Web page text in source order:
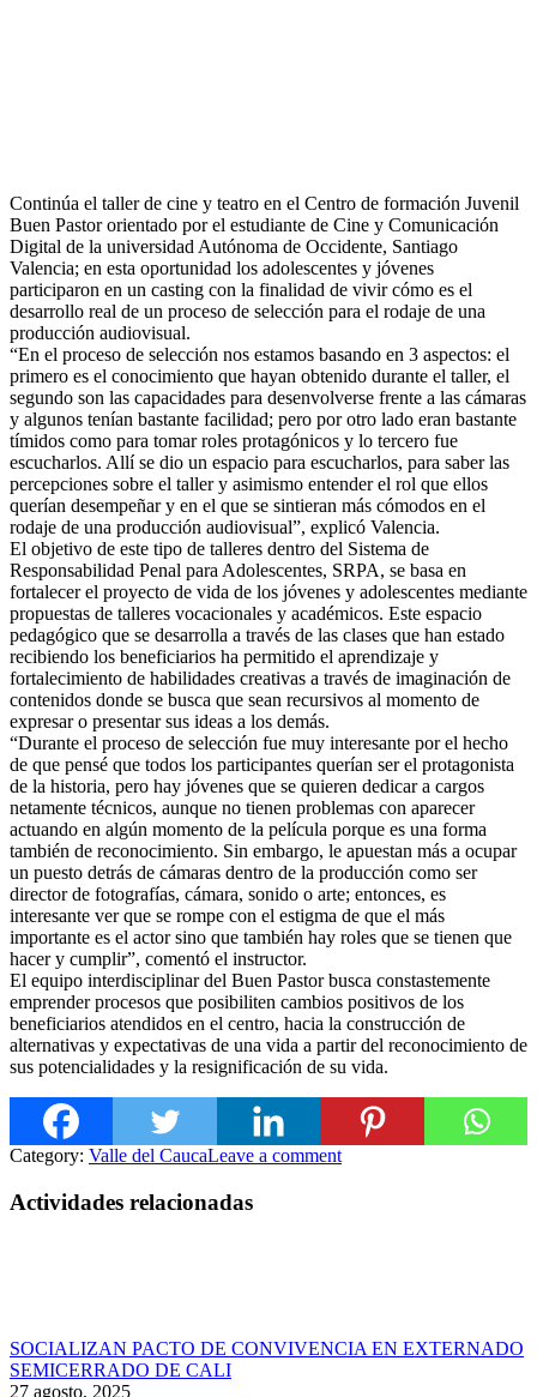
Continúa el taller de cine y teatro en el Centro de formación Juvenil
Buen Pastor orientado por el estudiante de Cine y Comunicación
Digital de la universidad Autónoma de Occidente, Santiago
Valencia; en esta oportunidad los adolescentes y jóvenes
participaron en un casting con la finalidad de vivir cómo es el
desarrollo real de un proceso de selección para el rodaje de una
producción audiovisual.
“En el proceso de selección nos estamos basando en 3 aspectos: el
primero es el conocimiento que hayan obtenido durante el taller, el
segundo son las capacidades para desenvolverse frente a las cámaras
y algunos tenían bastante facilidad; pero por otro lado eran bastante
tímidos como para tomar roles protagónicos y lo tercero fue
escucharlos. Allí se dio un espacio para escucharlos, para saber las
percepciones sobre el taller y asimismo entender el rol que ellos
querían desempeñar y en el que se sintieran más cómodos en el
rodaje de una producción audiovisual”, explicó Valencia.
El objetivo de este tipo de talleres dentro del Sistema de
Responsabilidad Penal para Adolescentes, SRPA, se basa en
fortalecer el proyecto de vida de los jóvenes y adolescentes mediante
propuestas de talleres vocacionales y académicos. Este espacio
pedagógico que se desarrolla a través de las clases que han estado
recibiendo los beneficiarios ha permitido el aprendizaje y
fortalecimiento de habilidades creativas a través de imaginación de
contenidos donde se busca que sean recursivos al momento de
expresar o presentar sus ideas a los demás.
“Durante el proceso de selección fue muy interesante por el hecho
de que pensé que todos los participantes querían ser el protagonista
de la historia, pero hay jóvenes que se quieren dedicar a cargos
netamente técnicos, aunque no tienen problemas con aparecer
actuando en algún momento de la película porque es una forma
también de reconocimiento. Sin embargo, le apuestan más a ocupar
un puesto detrás de cámaras dentro de la producción como ser
director de fotografías, cámara, sonido o arte; entonces, es
interesante ver que se rompe con el estigma de que el más
importante es el actor sino que también hay roles que se tienen que
hacer y cumplir”, comentó el instructor.
El equipo interdisciplinar del Buen Pastor busca constastemente
emprender procesos que posibiliten cambios positivos de los
beneficiarios atendidos en el centro, hacia la construcción de
alternativas y expectativas de una vida a partir del reconocimiento de
sus potencialidades y la resignificación de su vida.
Category: Valle del CaucaLeave a comment
Actividades relacionadas
SOCIALIZAN PACTO DE CONVIVENCIA EN EXTERNADO
SEMICERRADO DE CALI
27 agosto, 2025